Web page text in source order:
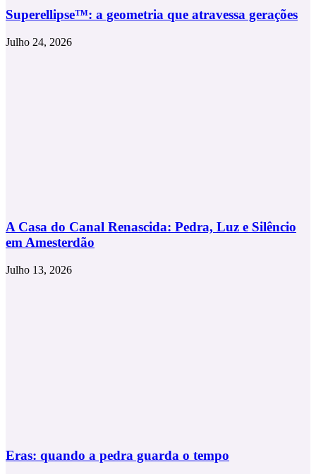
Superellipse™: a geometria que atravessa gerações
Julho 24, 2026
A Casa do Canal Renascida: Pedra, Luz e Silêncio
em Amesterdão
Julho 13, 2026
Eras: quando a pedra guarda o tempo